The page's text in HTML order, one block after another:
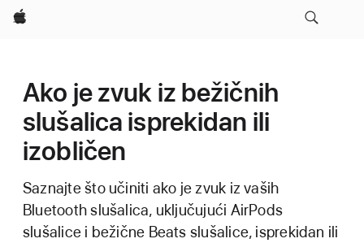
Apple
Ako je zvuk iz bežičnih
slušalica isprekidan ili
izobličen
Saznajte što učiniti ako je zvuk iz vaših
Bluetooth slušalica, uključujući AirPods
slušalice i bežične Beats slušalice, isprekidan ili